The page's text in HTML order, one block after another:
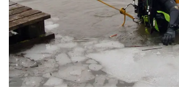
Übung am Neckar